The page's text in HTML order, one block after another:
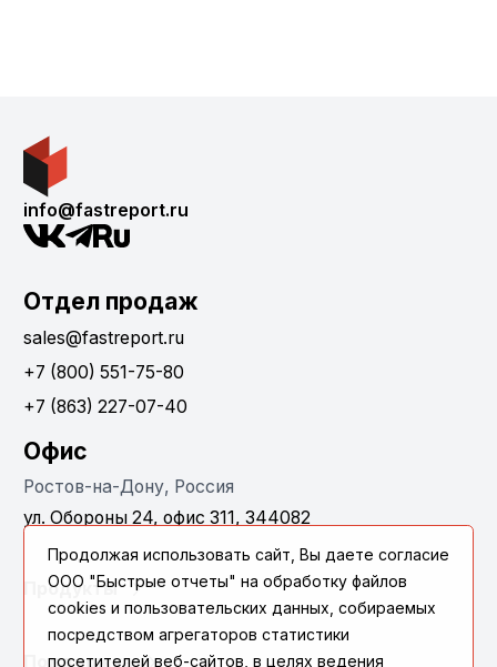
info@fastreport.ru
Отдел продаж
sales@fastreport.ru
+7 (800) 551-75-80
+7 (863) 227-07-40
Офис
Ростов-на-Дону, Россия
ул. Обороны 24, офис 311, 344082
Продукты
Поддержка
Продолжая использовать сайт, Вы даете согласие
ООО "Быстрые отчеты" на обработку файлов
cookies и пользовательских данных, собираемых
посредством агрегаторов статистики
посетителей веб-сайтов, в целях ведения